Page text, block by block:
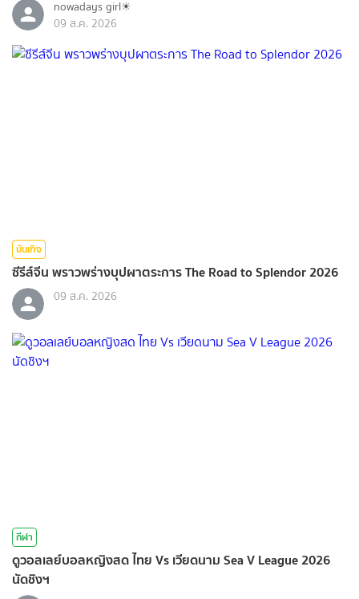
nowadays girl☀︎︎
09 ส.ค. 2026
บันเทิง
ซีรีส์จีน พราวพร่างบุปผาตระการ The Road to Splendor 2026
09 ส.ค. 2026
กีฬา
ดูวอลเลย์บอลหญิงสด ไทย Vs เวียดนาม Sea V League 2026
นัดชิงฯ